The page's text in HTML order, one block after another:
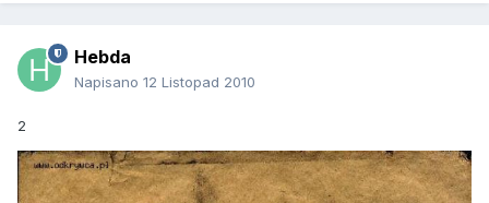
Hebda
Napisano 12 Listopad 2010
2